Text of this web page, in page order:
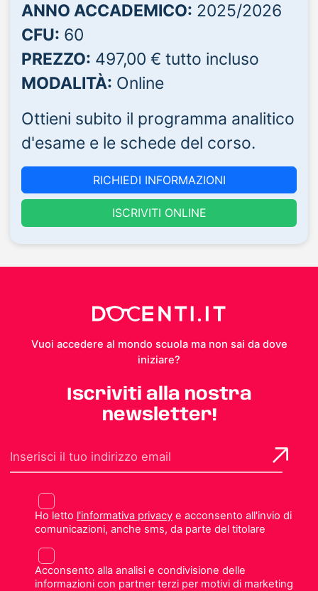
ANNO ACCADEMICO: 2025/2026
CFU: 60
PREZZO: 497,00 € tutto incluso
MODALITÀ: Online
Ottieni subito il programma analitico
d'esame e le schede del corso.
RICHIEDI INFORMAZIONI
ISCRIVITI ONLINE
Vuoi accedere al mondo scuola ma non sai da dove
iniziare?
Iscriviti alla nostra
newsletter!
Ho letto l'informativa privacye acconsento all'invio di
comunicazioni, anche sms, da parte del titolare
Acconsento alla analisi e condivisione delle
informazioni con partner terzi per motivi di marketing